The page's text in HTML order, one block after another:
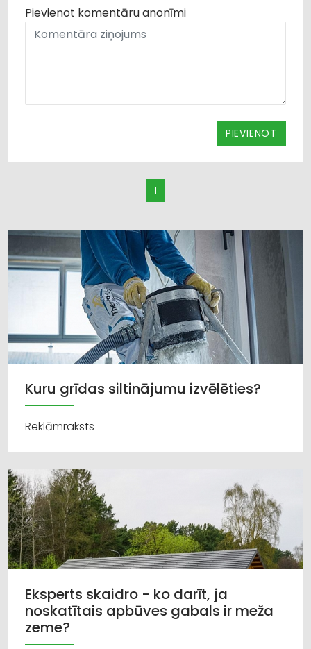
Pievienot komentāru anonīmi
PIEVIENOT
1
Kuru grīdas siltinājumu izvēlēties?
Reklāmraksts
Eksperts skaidro - ko darīt, ja
noskatītais apbūves gabals ir meža
zeme?